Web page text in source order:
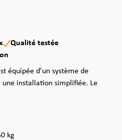
Qualité testée
équipée d'un système de
installation simplifiée. Le
kg